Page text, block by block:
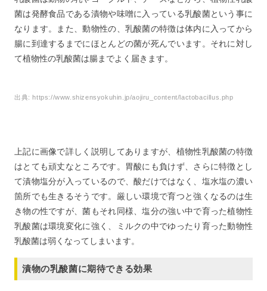
菌は発酵食品である漬物や味噌に入っている乳酸菌という事に
なります。また、動物性の、乳酸菌の特徴は体内に入ってから
腸に到達するまでにほとんどの菌が死んでいます。それに対し
て植物性の乳酸菌は腸までよく届きます。
出典:https://www.shizensyokuhin.jp/aojiru_content/lactobacillus.php
上記に画像で詳しく説明してありますが、植物性乳酸菌の特徴
はとても頑丈なところです。胃酸にも負けず、さらに特徴とし
て漬物塩分が入っているので、酸だけではなく、塩水塩の濃い
箇所でも生きるそうです。厳しい環境で育つと強くなるのは生
き物の性ですが、菌もそれ同様、塩分の強い中で育った植物性
乳酸菌は環境変化に強く、ミルクの中でゆったり育った動物性
乳酸菌は弱くなってしまいます。
漬物の乳酸菌に期待できる効果